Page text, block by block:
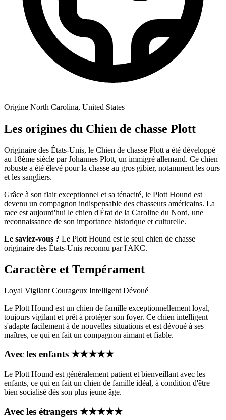
Origine North Carolina, United States
Les origines du Chien de chasse Plott
Originaire des États-Unis, le Chien de chasse Plott a été développé
au 18ème siècle par Johannes Plott, un immigré allemand. Ce chien
robuste a été élevé pour la chasse au gros gibier, notamment les ours
et les sangliers.
Grâce à son flair exceptionnel et sa ténacité, le Plott Hound est
devenu un compagnon indispensable des chasseurs américains. La
race est aujourd'hui le chien d'État de la Caroline du Nord, une
reconnaissance de son importance historique et culturelle.
Le saviez-vous ? Le Plott Hound est le seul chien de chasse
originaire des États-Unis reconnu par l'AKC.
Caractère et Tempérament
Loyal Vigilant Courageux Intelligent Dévoué
Le Plott Hound est un chien de famille exceptionnellement loyal,
toujours vigilant et prêt à protéger son foyer. Ce chien intelligent
s'adapte facilement à de nouvelles situations et est dévoué à ses
maîtres, ce qui en fait un compagnon aimant et fiable.
Avec les enfants ★★★★★
Le Plott Hound est généralement patient et bienveillant avec les
enfants, ce qui en fait un chien de famille idéal, à condition d'être
bien socialisé dès son plus jeune âge.
Avec les étrangers ★★★★★